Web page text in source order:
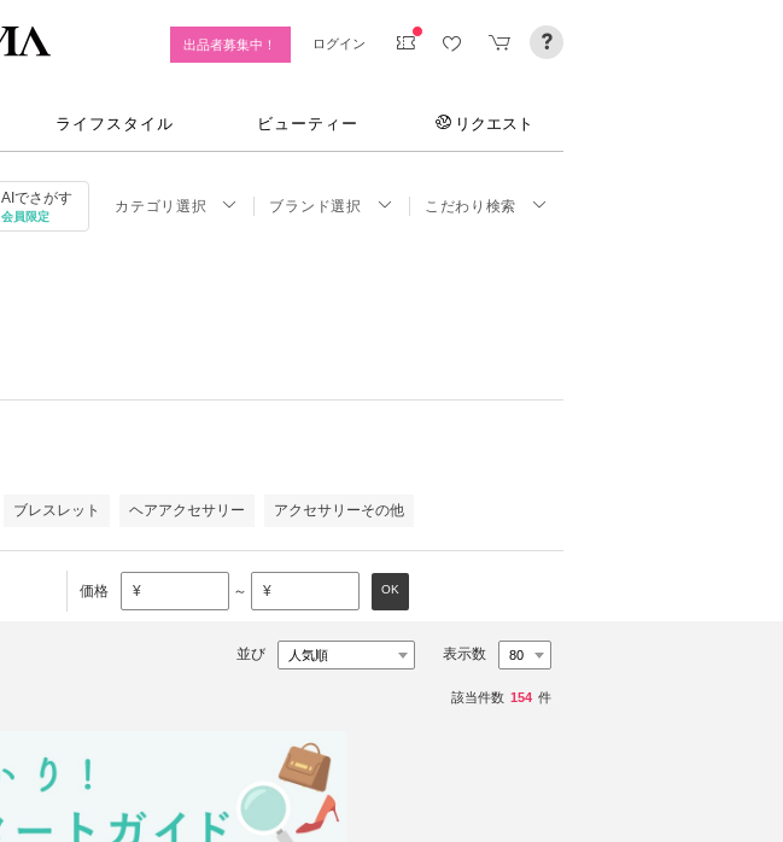
出品者募集中！ ログイン
ライフスタイル ビューティー リクエスト
AIでさがす
会員限定
カテゴリ選択 ブランド選択 こだわり検索
ブレスレット ヘアアクセサリー アクセサリーその他
価格 ¥ ～ ¥ OK
並び 表示数
該当件数 154 件